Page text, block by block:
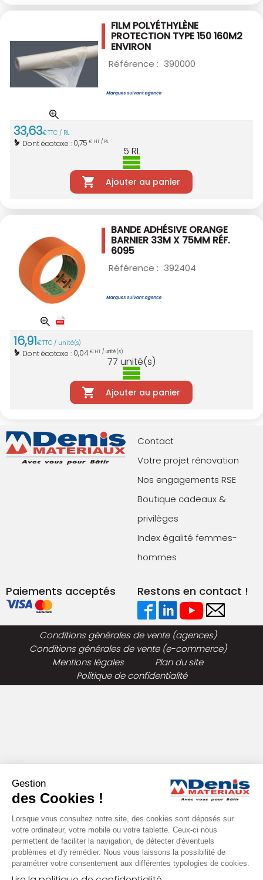
FILM POLYÉTHYLÈNE
PROTECTION TYPE 150160M2
ENVIRON
Référence : 390000
33,63€TTC / RL
Dont écotaxe : 0,75 € HT / RL
5 RL
Ajouter au panier
BANDE ADHÉSIVE ORANGE
BARNIER 33M X 75MM RÉF.
6095
Référence : 392404
16,91€TTC / unité(s)
Dont écotaxe : 0,04€ HT / unité(s)
77 unité(s)
Ajouter au panier
Contact
Votre projet rénovation
Nos engagements RSE
Boutique cadeaux &
privilèges
Index égalité femmes-
hommes
Paiements acceptés Restons en contact !
Conditions générales de vente (agences)
Conditions générales de vente (e-commerce)
Mentions légales
Plan du site
Politique de confidentialité
Gestion
des Cookies !
Lorsque vous consultez notre site, des cookies sont déposés sur
votre ordinateur, votre mobile ou votre tablette. Ceux-ci nous
permettent de faciliter la navigation, de détecter d'éventuels
problèmes et d'y remédier. Nous vous laissons la possibilité de
paramétrer votre consentement aux différentes typologies de cookies.